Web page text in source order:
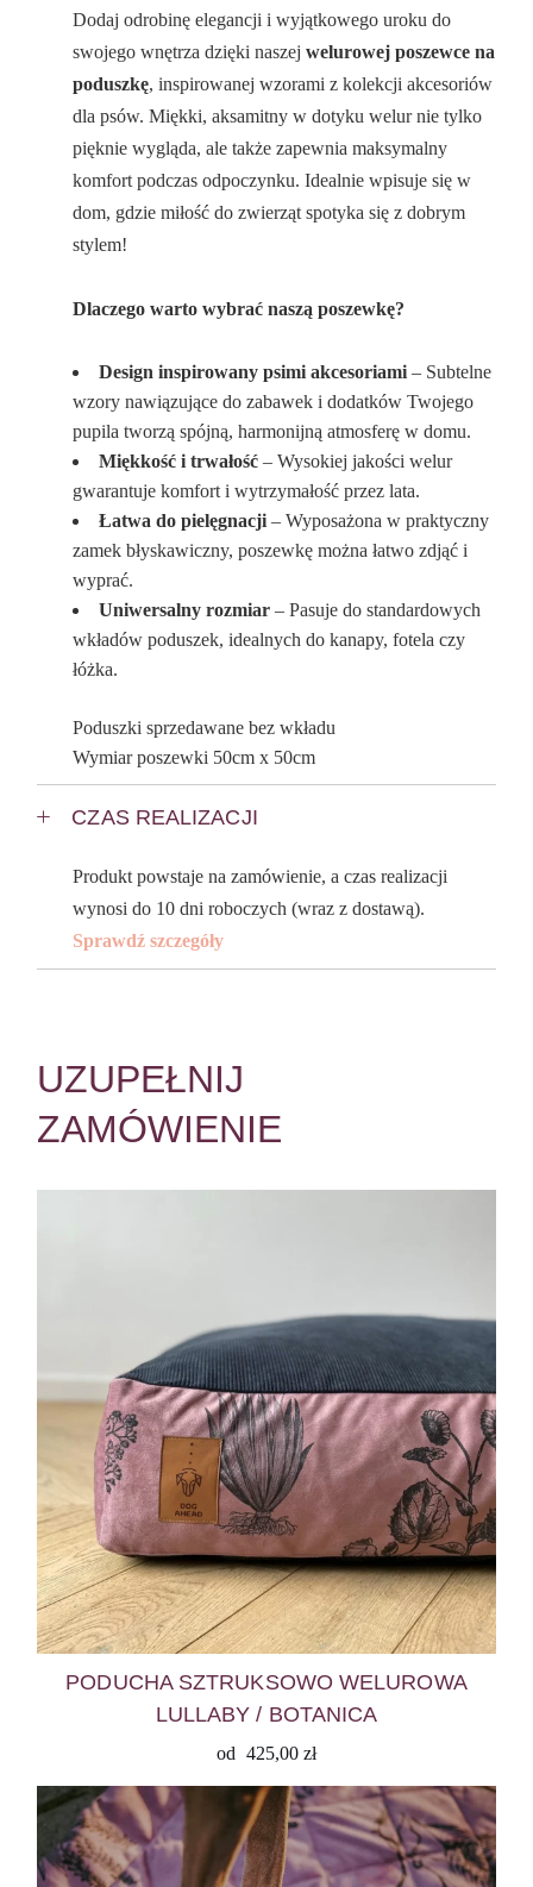
Dodaj odrobinę elegancji i wyjątkowego uroku do
swojego wnętrza dzięki naszejwelurowej poszewce na
poduszkę, inspirowanej wzorami z kolekcji akcesoriów
dla psów. Miękki, aksamitny w dotyku welur nie tylko
pięknie wygląda, ale także zapewnia maksymalny
komfort podczas odpoczynku. Idealnie wpisuje się w
dom, gdzie miłość do zwierząt spotyka się z dobrym
stylem!
Dlaczego warto wybrać naszą poszewkę?
Design inspirowany psimi akcesoriami – Subtelne
wzory nawiązujące do zabawek i dodatków Twojego
pupila tworzą spójną, harmonijną atmosferę w domu.
Miękkość i trwałość – Wysokiej jakości welur
gwarantuje komfort i wytrzymałość przez lata.
Łatwa do pielęgnacji – Wyposażona w praktyczny
zamek błyskawiczny, poszewkę można łatwo zdjąć i
wyprać.
Uniwersalny rozmiar – Pasuje do standardowych
wkładów poduszek, idealnych do kanapy, fotela czy
łóżka.
Poduszki sprzedawane bez wkładu
Wymiar poszewki 50cm x 50cm
CZAS REALIZACJI
Produkt powstaje na zamówienie, a czas realizacji
wynosi do 10 dni roboczych (wraz z dostawą).
Sprawdź szczegóły
UZUPEŁNIJ
ZAMÓWIENIE
PODUCHA SZTRUKSOWO WELUROWA
LULLABY / BOTANICA
od 425,00 zł